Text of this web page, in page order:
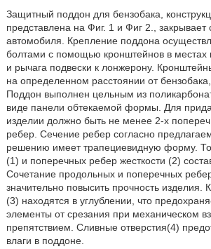
Защитный поддон для бензобака,
представлена на Фиг. 1 и Фиг 2., закрывает
автомобиля. Крепление поддона
болтами с помощью кронштейнов в местах
и рычага подвески к лонжерону.
на определенном расстоянии от бензобака,
Поддон выполнен цельным из
виде панели обтекаемой формы. Для
изделии должно быть не менее 2-х
ребер. Сечение ребер согласно
решению имеет трапециевидную форму.
(1) и поперечных ребер жесткости (2)
Сочетание продольных и поперечных
значительно повысить прочность изделия.
(3) находятся в углублении, что
элементы от срезания при механическом
препятствием. Сливные отверстия(4)
влаги в поддоне.